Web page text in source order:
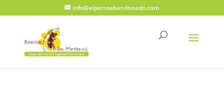
info@elperroabandonado.com